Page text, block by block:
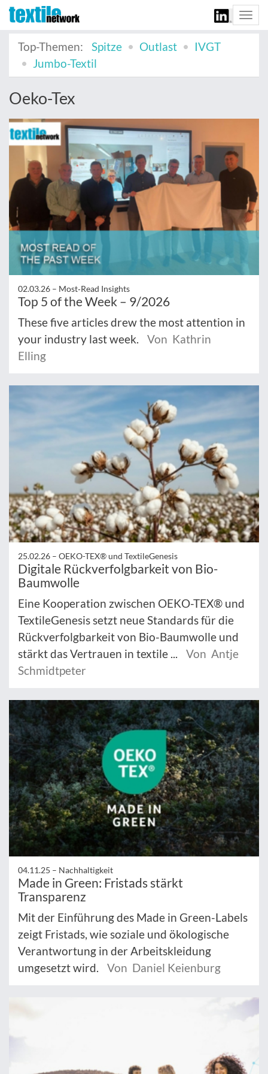
Top-Themen:
Spitze Outlast
IVGT
Jumbo-Textil
Oeko-Tex
02.03.26 – Most‑Read Insights
Top 5 of the Week – 9/2026
These five articles drew the most attention in
your industry last week.
Von Kathrin
Elling
25.02.26 – OEKO-TEX® und TextileGenesis
Digitale Rückverfolgbarkeit von Bio-
Baumwolle
Eine Kooperation zwischen OEKO-TEX® und
TextileGenesis setzt neue Standards für die
Rückverfolgbarkeit von Bio-Baumwolle und
stärkt das Vertrauen in textile ...
Von Antje
Schmidtpeter
04.11.25 – Nachhaltigkeit
Made in Green: Fristads stärkt
Transparenz
Mit der Einführung des Made in Green-Labels
zeigt Fristads, wie soziale und ökologische
Verantwortung in der Arbeitskleidung
umgesetzt wird.
Von Daniel Keienburg